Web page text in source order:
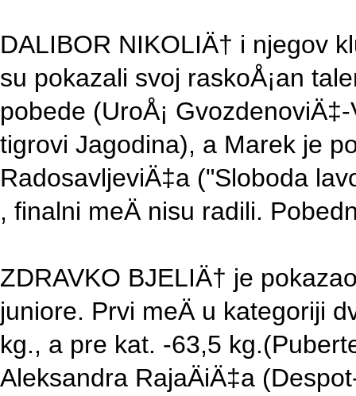
DALIBOR NIKOLIÄ† i njegov
su pokazali svoj raskoÅ¡an
pobede (UroÅ¡ GvozdenoviÄ‡-
tigrovi Jagodina), a Marek je
RadosavljeviÄ‡a ("Sloboda
, finalni meÄ nisu radili.
ZDRAVKO BJELIÄ† je
juniore. Prvi meÄ u kategoriji
kg., a pre kat. -63,5
Aleksandra RajaÄiÄ‡a